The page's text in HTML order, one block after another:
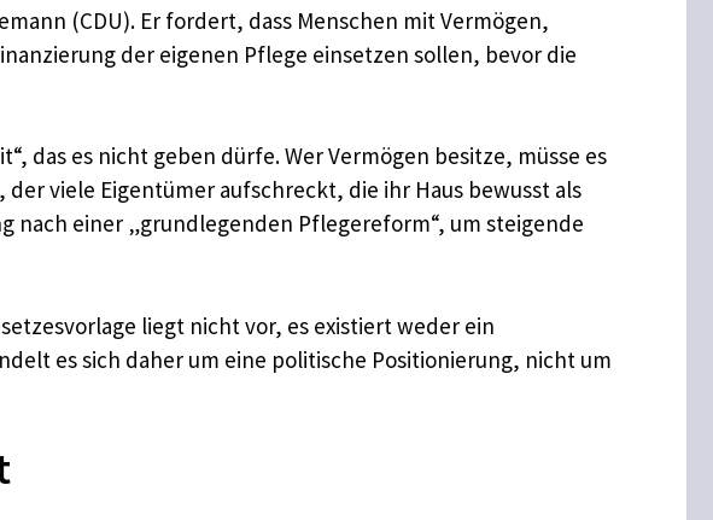
(CDU). Er fordert, dass Menschen mit Vermögen,
der eigenen Pflege einsetzen sollen, bevor die
das es nicht geben dürfe. Wer Vermögen besitze, müsse es
viele Eigentümer aufschreckt, die ihr Haus bewusst als
nach einer „grundlegenden Pflegereform“, um steigende
liegt nicht vor, es existiert weder ein
es sich daher um eine politische Positionierung, nicht um